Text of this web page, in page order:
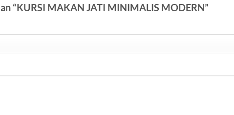
“KURSI MAKAN JATI MINIMALIS MODERN”